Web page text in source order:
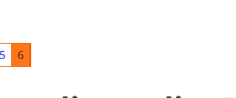
5 6